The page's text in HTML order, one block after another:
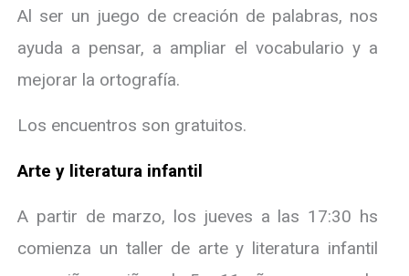
Al ser un juego de creación de palabras, nos
ayuda a pensar, a ampliar el vocabulario y a
mejorar la ortografía.
Los encuentros son gratuitos.
Arte y literatura infantil
A partir de marzo, los jueves a las 17:30 hs
comienza un taller de arte y literatura infantil